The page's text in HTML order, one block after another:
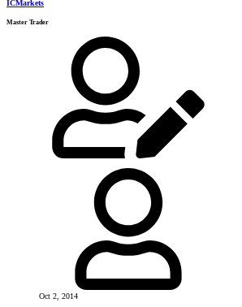
ICMarkets
Master Trader
Oct 2, 2014